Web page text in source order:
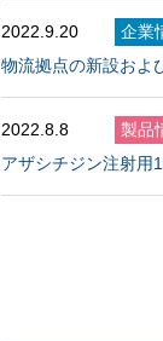
2022.9.20
企業
物流拠点の新設およ
2022.8.8
製品
アザシチジン注射用